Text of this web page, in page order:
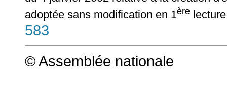
adoptée sans modification en 1ère
583
© Assemblée nationale